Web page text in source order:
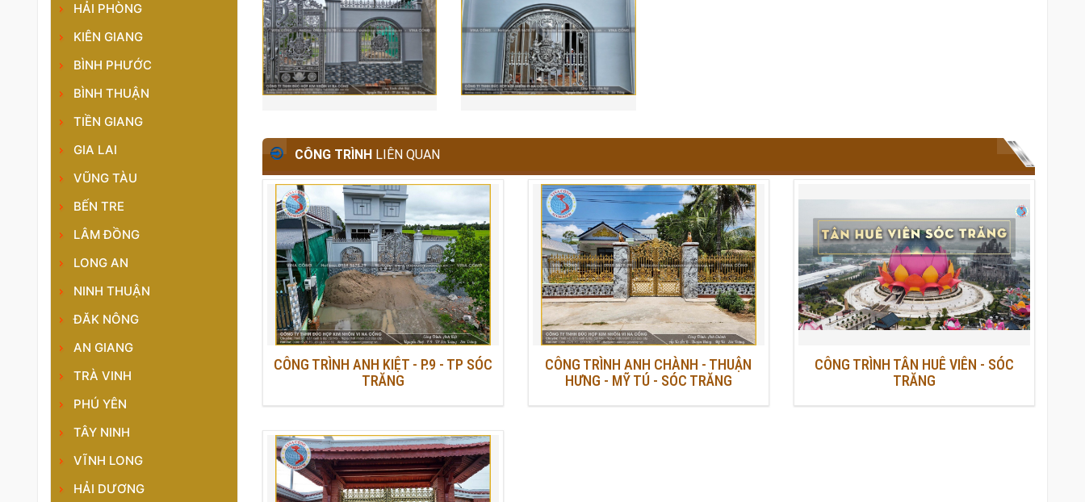
CÔNG TRÌNHLIÊN QUAN
CÔNG TRÌNH ANH KIỆT - P.9 - TP SÓC
TRĂNG
CÔNG TRÌNH ANH CHÀNH - THUẬN
HƯNG - MỸ TÚ - SÓC TRĂNG
CÔNG TRÌNH TÂN HUÊ VIÊN - SÓC
TRĂNG
HẢI PHÒNG
KIÊN GIANG
BÌNH PHƯỚC
BÌNH THUẬN
TIỀN GIANG
GIA LAI
VŨNG TÀU
BẾN TRE
LÂM ĐỒNG
LONG AN
NINH THUẬN
ĐĂK NÔNG
AN GIANG
TRÀ VINH
PHÚ YÊN
TÂY NINH
VĨNH LONG
HẢI DƯƠNG